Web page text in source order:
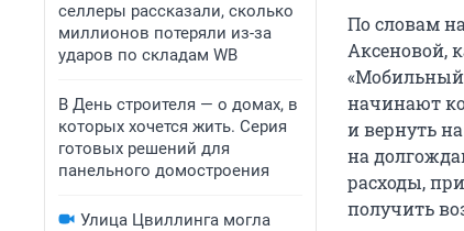
селлеры рассказали, сколько
миллионов потеряли из-за
ударов по складам WB
В День строителя — о домах, в
которых хочется жить. Серия
готовых решений для
панельного домостроения
Улица Цвиллинга могла
По словам
Аксеновой,
начинают
и вернуть
на
расходы,
получить